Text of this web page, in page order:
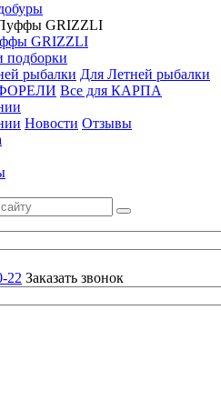
GRIZZLI
подборки
рыбалки Для Летней рыбалки
ФОРЕЛИ Все для КАРПА
Новости Отзывы
22 Заказать звонок